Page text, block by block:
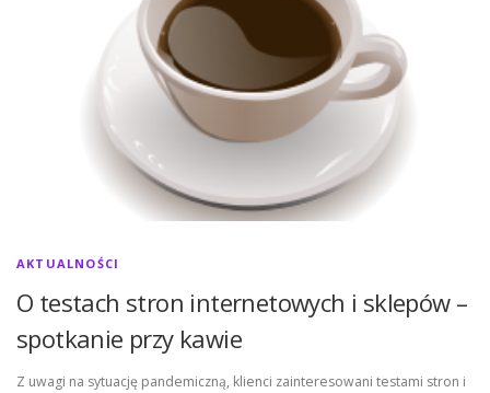
AKTUALNOŚCI
O testach stron internetowych i sklepów –
spotkanie przy kawie
Z uwagi na sytuację pandemiczną, klienci zainteresowani testami stron i